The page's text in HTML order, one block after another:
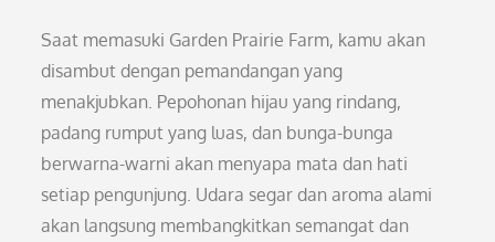
Saat memasuki Garden Prairie Farm, kamu akan
disambut dengan pemandangan yang
menakjubkan. Pepohonan hijau yang rindang,
padang rumput yang luas, dan bunga-bunga
berwarna-warni akan menyapa mata dan hati
setiap pengunjung. Udara segar dan aroma alami
akan langsung membangkitkan semangat dan